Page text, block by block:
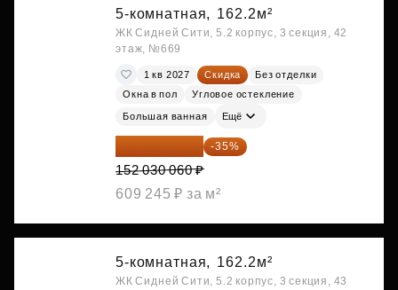
5-комнатная, 162.2м²
ЖК Сидней Сити, 5.2 корпус, 3 секция, 42
этаж, №669
1 кв 2027 Скидка
Без отделки
Окна в пол
Угловое остекление
Большая ванная Ещё
98 819 539 ₽ -35%
152 030 060 ₽
609 245 ₽ за м²
5-комнатная, 162.2м²
ЖК Сидней Сити, 5.2 корпус, 3 секция, 43